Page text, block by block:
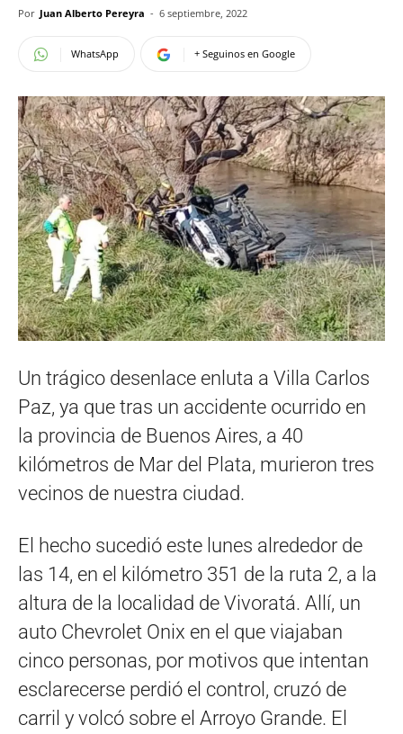
Por Juan Alberto Pereyra - 6 septiembre, 2022
WhatsApp + Seguinos en Google
Un trágico desenlace enluta a Villa Carlos
Paz, ya que tras un accidente ocurrido en
la provincia de Buenos Aires, a 40
kilómetros de Mar del Plata, murieron tres
vecinos de nuestra ciudad.
El hecho sucedió este lunes alrededor de
las 14, en el kilómetro 351 de la ruta 2, a la
altura de la localidad de Vivoratá. Allí, un
auto Chevrolet Onix en el que viajaban
cinco personas, por motivos que intentan
esclarecerse perdió el control, cruzó de
carril y volcó sobre el Arroyo Grande. El